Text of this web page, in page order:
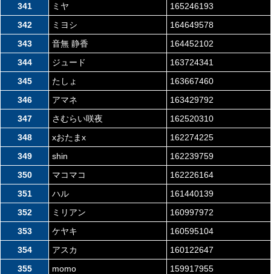
341
ミヤ
165246193
342
ミヨシ
164649578
343
音無 静香
164452102
344
ジュード
163724341
345
たしょ
163667460
346
アマネ
163429792
347
さむらい咲夜
162520310
348
xおたまx
162274225
349
shin
162239759
350
マコマコ
162226164
351
ハル
161440139
352
ミリアン
160997972
353
ケヤキ
160595104
354
アスカ
160122647
355
momo
159917955